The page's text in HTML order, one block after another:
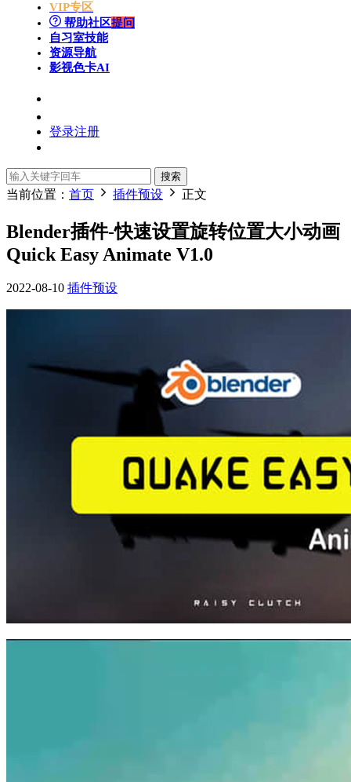
VIP专区
帮助社区提问
自习室技能
资源导航
影视色卡AI
登录注册
搜索
当前位置： 首页 插件预设 正文
Blender插件-快速设置旋转位置大小动画
Quick Easy Animate V1.0
2022-08-10 插件预设